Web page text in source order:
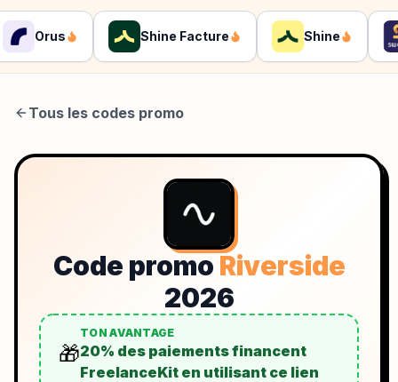
Orus Shine Facture Shine
Tous les codes promo
Code promo Riverside
2026
🎁
TON AVANTAGE
20% des paiements financent
FreelanceKit en utilisant ce lien